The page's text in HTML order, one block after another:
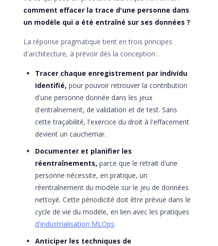
comment effacer la trace d'une personne dans
un modèle qui a été entraîné sur ses données ?
La réponse pragmatique tient en trois principes
d'architecture, à prévoir dès la conception :
Tracer chaque enregistrement par individu
identifié, pour pouvoir retrouver la contribution
d'une personne donnée dans les jeux
d'entraînement, de validation et de test. Sans
cette traçabilité, l'exercice du droit à l'effacement
devient un cauchemar.
Documenter et planifier les
réentraînements, parce que le retrait d'une
personne nécessite, en pratique, un
réentraînement du modèle sur le jeu de données
nettoyé. Cette périodicité doit être prévue dans le
cycle de vie du modèle, en lien avec les pratiques
d'industrialisation MLOps.
Anticiper les techniques de